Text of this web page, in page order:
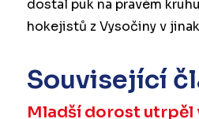
dostal puk na pravém kruhu
hokejistů z Vysočiny v
Související
Mladší dorost utrpěl